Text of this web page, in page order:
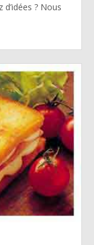
? Nous